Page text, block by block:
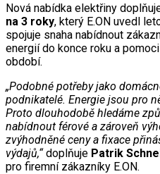
Nová nabídka elektřiny
na 3 roky, který E.ON uvedl
spojuje snaha nabídnout
energií do konce roku a
období.
„Podobné potřeby jako
podnikatelé. Energie jsou pro
Proto dlouhodobě hledáme
nabídnout férové a zároveň
zvýhodněné ceny a fixace
výdajů,“doplňuje Patrik
pro firemní zákazníky E.ON.